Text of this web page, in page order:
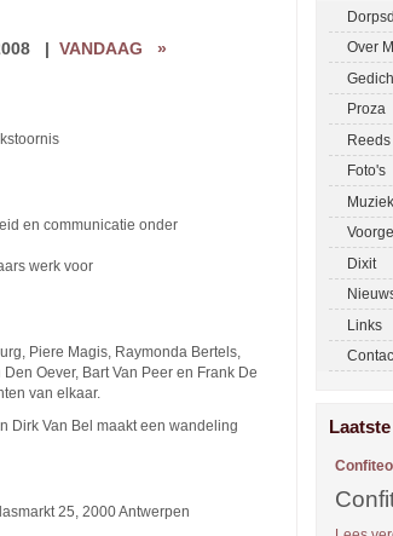
| VANDAAG »
en communicatie onder
werk voor
Piere Magis, Raymonda Bertels,
Oever, Bart Van Peer en Frank De
van elkaar.
Dirk Van Bel maakt een wandeling
25, 2000 Antwerpen
Over
Proza
Foto's
Dixit
Links